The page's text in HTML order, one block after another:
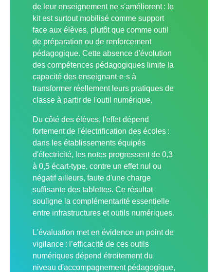
de leur enseignement ne s'améliorent : le
kit est surtout mobilisé comme support
face aux élèves, plutôt que comme outil
de préparation ou de renforcement
pédagogique. Cette absence d'évolution
des compétences pédagogiques limite la
capacité des enseignant·e·s à
transformer réellement leurs pratiques de
classe à partir de l'outil numérique.
Du côté des élèves, l'effet dépend
fortement de l'électrification des écoles :
dans les établissements équipés
d'électricité, les notes progressent de 0,3
à 0,5 écart-type, contre un effet nul ou
négatif ailleurs, faute d'une charge
suffisante des tablettes. Ce résultat
souligne la complémentarité essentielle
entre infrastructures et outils numériques.
L'évaluation met en évidence un point de
vigilance : l’efficacité de ces outils
numériques dépend étroitement du
niveau d'accompagnement pédagogique,